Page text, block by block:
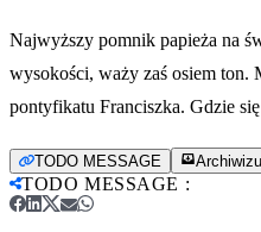
Najwyższy pomnik papieża na
wysokości, waży zaś osiem ton.
pontyfikatu Franciszka. Gdzie
TODO MESSAGE
TODO MESSAGE :